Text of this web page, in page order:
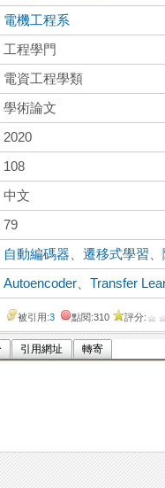
電機工程系
工程學門
電資工程學類
學術論文
2020
108
中文
79
自動編碼器 、遷移式學習
Autoencoder 、Transfer
被引用:3 點閱:310 評分:
引用網址 轉寄